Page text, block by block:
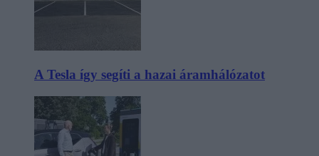
A Tesla így segíti a hazai áramhálózatot